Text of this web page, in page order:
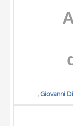
, Giovanni